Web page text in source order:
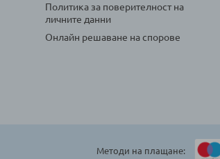
Политика за поверителност на
личните данни
Онлайн решаване на спорове
Методи на плащане: